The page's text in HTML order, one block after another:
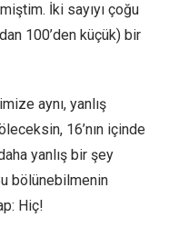
İki sayıyı çoğu
100’den küçük) bir
aynı, yanlış
16’nın içinde
yanlış bir şey
bölünebilmenin
Hiç!